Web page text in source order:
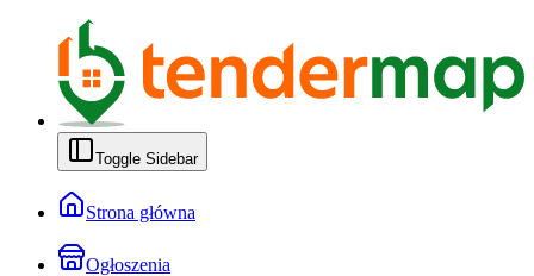
Toggle Sidebar
Strona główna
Ogłoszenia